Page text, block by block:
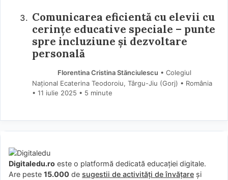
Comunicarea eficientă cu elevii cu
cerințe educative speciale – punte
spre incluziune și dezvoltare
personală
Florentina Cristina Stănciulescu • Colegiul
Național Ecaterina Teodoroiu, Târgu-Jiu (Gorj) • România
11 iulie 2025 • 5 minute
Digitaledu.ro este o platformă dedicată educației digitale.
Are peste 15.000 de sugestii de activități de învățare și